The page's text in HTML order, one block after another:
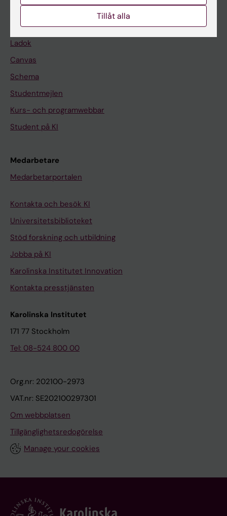
Student
Ladok
Canvas
Schema
Studentmejlen
Kurs- och programwebbar
Student på KI
Medarbetare
Medarbetarportalen
Kontakta och besök KI
Universitetsbiblioteket
Stöd forskning och utbildning
Jobba på KI
Karolinska Institutet Innovation
Kontakta presstjänsten
Karolinska Institutet
171 77 Stockholm
Tel: 08-524 800 00
Org.nr: 202100-2973
VAT.nr: SE202100297301
Om webbplatsen
Tillgänglighetsredogörelse
Manage your cookies
Tillåt alla